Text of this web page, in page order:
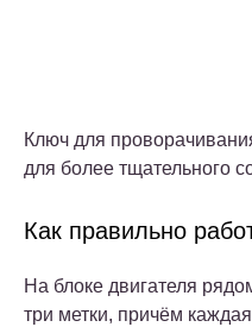
Ключ для
для более тщательного
Как правильно
На блоке двигателя
три метки, причём